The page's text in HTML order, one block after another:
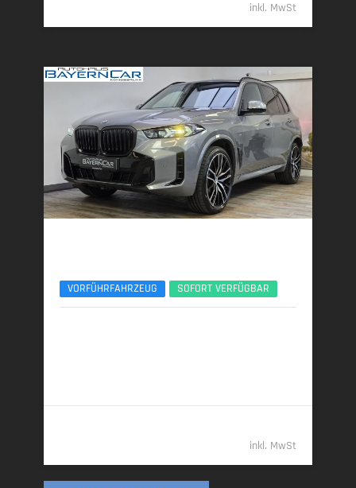
inkl. MwSt
VORFÜHRFAHRZEUG SOFORT VERFÜGBAR
inkl. MwSt